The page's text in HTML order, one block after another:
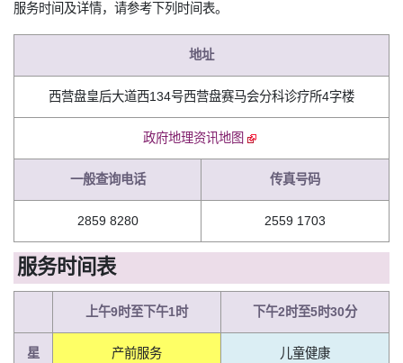
服务时间及详情，请参考下列时间表。
地址
西营盘皇后大道西134号西营盘赛马会分科诊疗所4字楼
政府地理资讯地图
一般查询电话 传真号码
2859 8280 2559 1703
服务时间表
上午9时至下午1时 下午2时至5时30分
星
产前服务 儿童健康